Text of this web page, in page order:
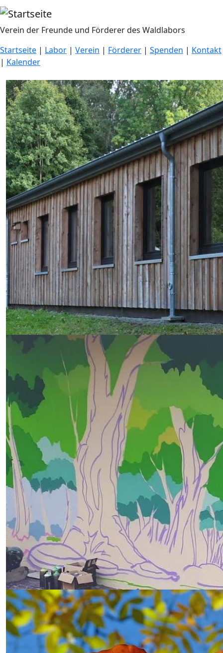
Direkt zum Inhalt
Verein der Freunde und Förderer des Waldlabors
Startseite | Labor | Verein | Förderer | Spenden | Kontakt
| Kalender